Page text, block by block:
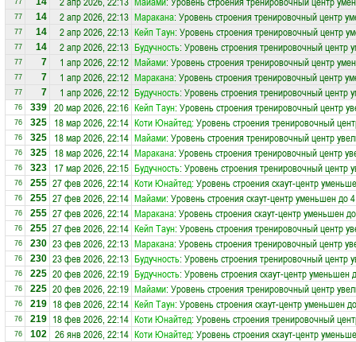
77
77 14 2 апр 2026, 22:13 Маракана: Уровень строения тренировочный центр
77 14 2 апр 2026, 22:13 Кейп Таун: Уровень строения тренировочный центр
77 14 2 апр 2026, 22:13 Будучность: Уровень строения тренировочный центр
77 7 1 апр 2026, 22:12 Майами: Уровень строения тренировочный центр
77 7 1 апр 2026, 22:12 Маракана: Уровень строения тренировочный центр
77 7 1 апр 2026, 22:12 Будучность: Уровень строения тренировочный центр
76 339 20 мар 2026, 22:16 Кейп Таун: Уровень строения тренировочный центр
76 325 18 мар 2026, 22:14 Коти Юнайтед: Уровень строения тренировочный
76 325 18 мар 2026, 22:14 Майами: Уровень строения тренировочный центр
76 325 18 мар 2026, 22:14 Маракана: Уровень строения тренировочный центр
76 323 17 мар 2026, 22:15 Будучность: Уровень строения тренировочный центр
76 255 27 фев 2026, 22:14 Коти Юнайтед: Уровень строения скаут-центр
76 255 27 фев 2026, 22:14 Майами: Уровень строения скаут-центр уменьшен до
76 255 27 фев 2026, 22:14 Маракана: Уровень строения скаут-центр уменьшен
76 255 27 фев 2026, 22:14 Кейп Таун: Уровень строения тренировочный центр
76 230 23 фев 2026, 22:13 Маракана: Уровень строения тренировочный центр
76 230 23 фев 2026, 22:13 Будучность: Уровень строения тренировочный центр
76 225 20 фев 2026, 22:19 Будучность: Уровень строения скаут-центр уменьшен
76 225 20 фев 2026, 22:19 Майами: Уровень строения тренировочный центр
76 219 18 фев 2026, 22:14 Кейп Таун: Уровень строения скаут-центр уменьшен
76 219 18 фев 2026, 22:14 Коти Юнайтед: Уровень строения тренировочный
76 102 26 янв 2026, 22:14 Коти Юнайтед: Уровень строения скаут-центр